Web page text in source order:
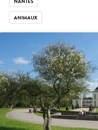
ANIMAUX